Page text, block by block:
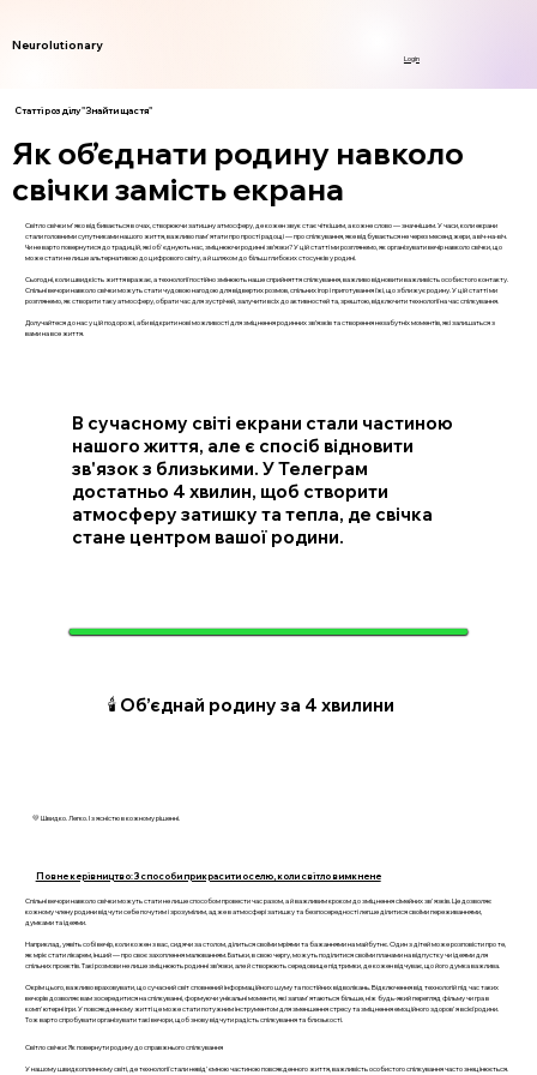
Neurolutionary
Login
Статті розділу "Знайти щастя"
Як об’єднати родину навколо
свічки замість екрана
Світло свічки м'яко відбивається в очах, створюючи затишну атмосферу, де кожен звук стає чіткішим, а кожне слово — значнішим. У часи, коли екрани
стали головними супутниками нашого життя, важливо пам'ятати про прості радощі — про спілкування, яке відбувається не через месенджери, а віч-на-віч.
Чи не варто повернутися до традицій, які об'єднують нас, зміцнюючи родинні зв’язки? У цій статті ми розглянемо, як організувати вечір навколо свічки, що
може стати не лише альтернативою до цифрового світу, а й шляхом до більш глибоких стосунків у родині.
Сьогодні, коли швидкість життя вражає, а технології постійно змінюють наше сприйняття спілкування, важливо відновити важливість особистого контакту.
Спільні вечори навколо свічки можуть стати чудовою нагодою для відвертих розмов, спільних ігор і приготування їжі, що зближує родину. У цій статті ми
розглянемо, як створити таку атмосферу, обрати час для зустрічей, залучити всіх до активностей та, зрештою, відключити технології на час спілкування.
Долучайтеся до нас у цій подорожі, аби відкрити нові можливості для зміцнення родинних зв’язків та створення незабутніх моментів, які залишаться з
вами на все життя.
В сучасному світі екрани стали частиною
нашого життя, але є спосіб відновити
зв'язок з близькими. У Телеграм
достатньо 4 хвилин, щоб створити
атмосферу затишку та тепла, де свічка
стане центром вашої родини.
🕯️ Об’єднай родину за 4 хвилини
💛 Швидко. Легко. І з ясністю в кожному рішенні.
Повне керівництво: 3 способи прикрасити оселю, коли світло вимкнене
Спільні вечори навколо свічки можуть стати не лише способом провести час разом, а й важливим кроком до зміцнення сімейних зв'язків. Це дозволяє
кожному члену родини відчути себе почутим і зрозумілим, адже в атмосфері затишку та безпосередності легше ділитися своїми переживаннями,
думками та ідеями.
Наприклад, уявіть собі вечір, коли кожен з вас, сидячи за столом, ділиться своїми мріями та бажаннями на майбутнє. Один з дітей може розповісти про те,
як мріє стати лікарем, інший — про своє захоплення малюванням. Батьки, в свою чергу, можуть поділитися своїми планами на відпустку чи ідеями для
спільних проектів. Такі розмови не лише зміцнюють родинні зв’язки, але й створюють середовище підтримки, де кожен відчуває, що його думка важлива.
Окрім цього, важливо враховувати, що сучасний світ сповнений інформаційного шуму та постійних відволікань. Відключення від технологій під час таких
вечорів дозволяє вам зосередитися на спілкуванні, формуючи унікальні моменти, які запам'ятаються більше, ніж будь-який перегляд фільму чи гра в
комп'ютерні ігри. У повсякденному житті це може стати потужним інструментом для зменшення стресу та зміцнення емоційного здоров'я всієї родини.
Тож варто спробувати організувати такі вечори, щоб знову відчути радість спілкування та близькості.
Світло свічки: Як повернути родину до справжнього спілкування
У нашому швидкоплинному світі, де технології стали невід'ємною частиною повсякденного життя, важливість особистого спілкування часто знецінюється.